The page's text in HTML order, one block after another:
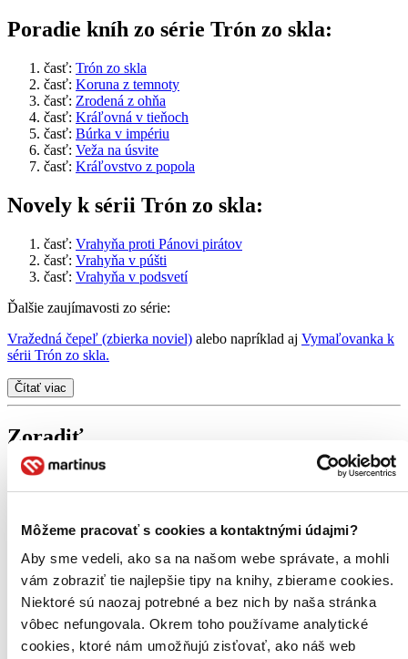
Môžeme pracovať s cookies a kontaktnými údajmi?
Aby sme vedeli, ako sa na našom webe správate, a mohli
vám zobraziť tie najlepšie tipy na knihy, zbierame cookies.
Niektoré sú naozaj potrebné a bez nich by naša stránka
vôbec nefungovala. Okrem toho používame analytické
cookies, ktoré nám umožňujú zisťovať, ako náš web
Poradie kníh zo série Trón zo skla:
časť: Trón zo skla
časť: Koruna z temnoty
časť: Zrodená z ohňa
časť: Kráľovná v tieňoch
časť: Búrka v impériu
časť: Veža na úsvite
časť: Kráľovstvo z popola
Novely k sérii Trón zo skla:
časť: Vrahyňa proti Pánovi pirátov
časť: Vrahyňa v púšti
časť: Vrahyňa v podsvetí
Ďalšie zaujímavosti zo série:
Vražedná čepeľ (zbierka noviel) alebo napríklad aj Vymaľovanka k
sérii Trón zo skla.
Čítať viac
Zoradiť
Od prvej časti
Bestsellery
Top hodnotené
Novinky
Najdrahšie
Najlacnejšie